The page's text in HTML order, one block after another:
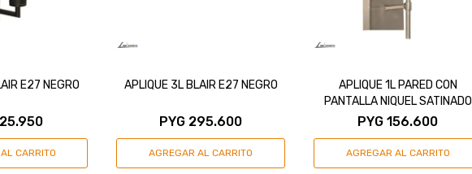
E27 NEGRO APLIQUE 3L BLAIR E27 NEGRO
PYG 295.600
APLIQUE 1L PARED CON
PANTALLA NIQUEL SATINADO
E27
PYG 156.600